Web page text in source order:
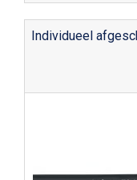
Individueel